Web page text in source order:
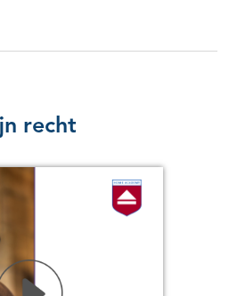
recht